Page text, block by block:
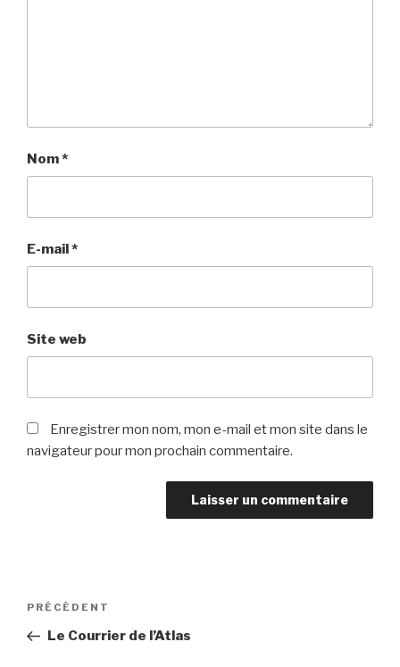
Nom*
E-mail*
Site web
Enregistrer mon nom, mon e-mail et mon site dans le
navigateur pour mon prochain commentaire.
Navigation
l’article
Article
précédent
PRÉCÉDENT
Le Courrier de l’Atlas